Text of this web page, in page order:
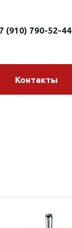
(910) 790-52-44
Контакты